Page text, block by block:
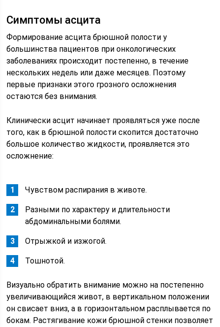
Симптомы асцита
Формирование асцита брюшной полости у
большинства пациентов при онкологических
заболеваниях происходит постепенно, в течение
нескольких недель или даже месяцев. Поэтому
первые признаки этого грозного осложнения
остаются без внимания.
Клинически асцит начинает проявляться уже после
того, как в брюшной полости скопится достаточно
большое количество жидкости, проявляется это
осложнение:
Чувством распирания в животе.
Разными по характеру и длительности
абдоминальными болями.
Отрыжкой и изжогой.
Тошнотой.
Визуально обратить внимание можно на постепенно
увеличивающийся живот, в вертикальном положении
он свисает вниз, а в горизонтальном расплывается по
бокам. Растягивание кожи брюшной стенки позволяет